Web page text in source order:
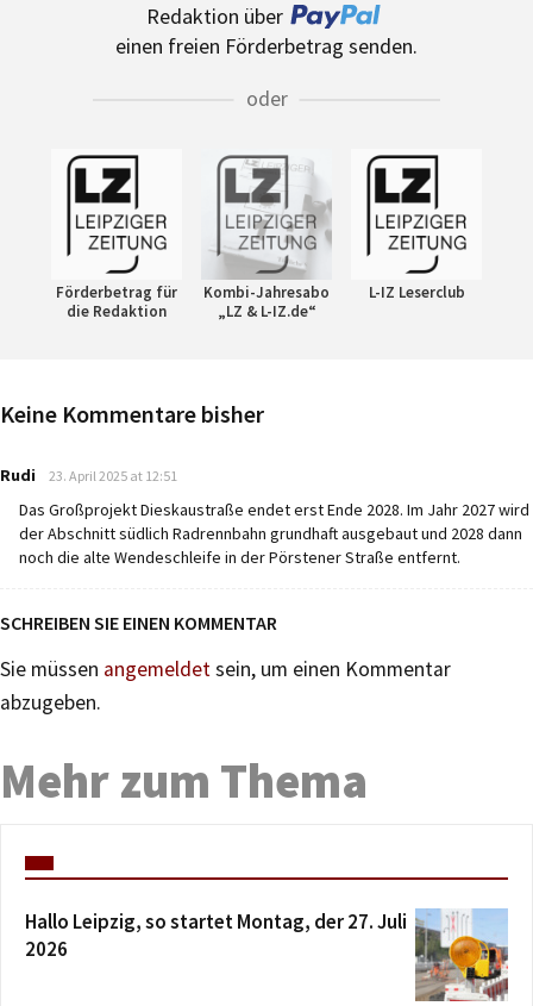
Redaktion über
einen freien Förderbetrag senden.
oder
Förderbetrag für
die Redaktion
Kombi-Jahresabo
„LZ & L-IZ.de“
L-IZ Leserclub
Keine Kommentare bisher
Rudi says:
23. April 2025 at 12:51
Das Großprojekt Dieskaustraße endet erst Ende 2028. Im Jahr 2027 wird
der Abschnitt südlich Radrennbahn grundhaft ausgebaut und 2028 dann
noch die alte Wendeschleife in der Pörstener Straße entfernt.
SCHREIBEN SIE EINEN KOMMENTAR
Sie müssen angemeldetsein, um einen Kommentar
abzugeben.
Mehr zum Thema
Hallo Leipzig, so startet Montag, der 27. Juli
2026